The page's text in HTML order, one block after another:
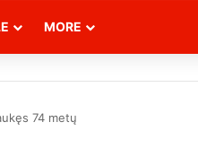
MORE
74 metų